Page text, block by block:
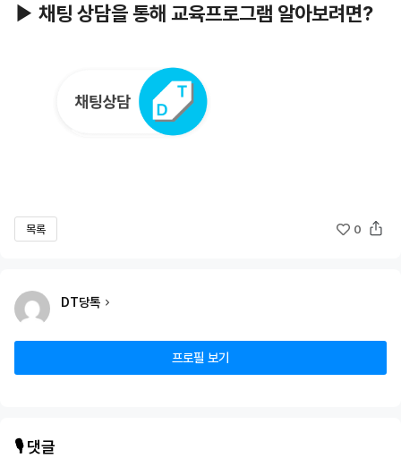
▶ 채팅 상담을 통해 교육프로그램 알아보려면?
목록 0
DT당톡
프로필 보기
🎙️ 댓글